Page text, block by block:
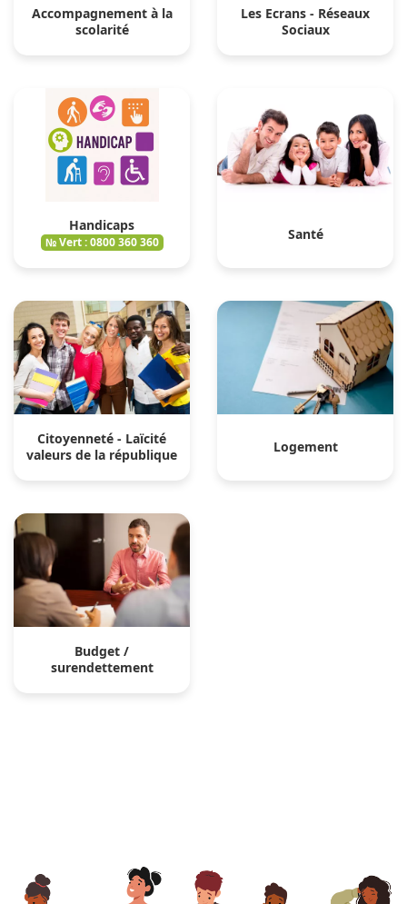
Accompagnement à la
scolarité
Les Ecrans - Réseaux
Sociaux
Handicaps
№ Vert : 0800 360 360 Santé
Citoyenneté - Laïcité
valeurs de la république
Logement
Budget /
surendettement